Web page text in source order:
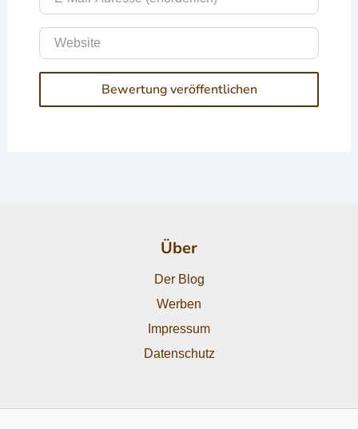
Website
Über
Der Blog
Werben
Impressum
Datenschutz